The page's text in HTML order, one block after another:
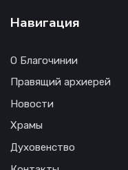
Навигация
О Благочинии
Правящий архиерей
Новости
Храмы
Духовенство